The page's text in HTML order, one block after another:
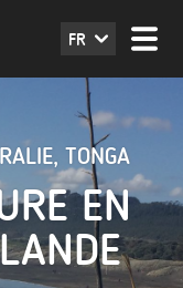
FR
, TONGA
EN